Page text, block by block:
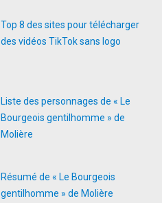
Top 8 des sites pour télécharger
des vidéos TikTok sans logo
Liste des personnages de « Le
Bourgeois gentilhomme » de
Molière
Résumé de « Le Bourgeois
gentilhomme » de Molière